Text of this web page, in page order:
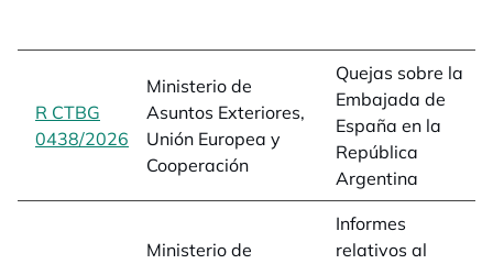
R CTBG
0438/2026 opens in a new tab
Ministerio de
Asuntos Exteriores,
Unión Europea y
Cooperación
Quejas sobre la
Embajada de
España en la
República
Argentina
Ministerio de
Informes
relativos al